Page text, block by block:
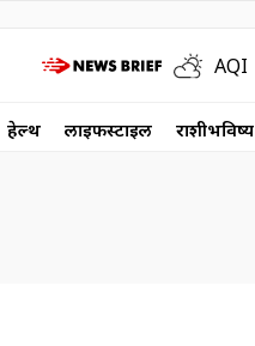
AQI
हेल्थ लाईफस्टाईल राशीभविष्य